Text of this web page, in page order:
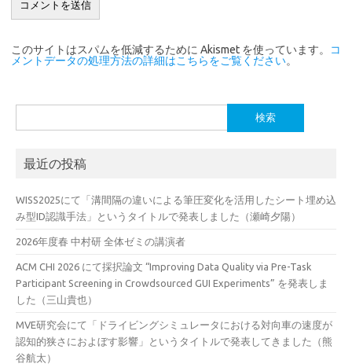
このサイトはスパムを低減するために Akismet を使っています。
コ
メントデータの処理方法の詳細はこちらをご覧ください。
索:
最近の投稿
WISS2025にて「溝間隔の違いによる筆圧変化を活用したシート埋め込
み型ID認識手法」というタイトルで発表しました（瀬崎夕陽）
2026年度春 中村研 全体ゼミの講演者
ACM CHI 2026 にて採択論文 “Improving Data Quality via Pre-Task
Participant Screening in Crowdsourced GUI Experiments” を発表しま
した（三山貴也）
MVE研究会にて「ドライビングシミュレータにおける対向車の速度が
認知的狭さにおよぼす影響」というタイトルで発表してきました（熊
谷航太）